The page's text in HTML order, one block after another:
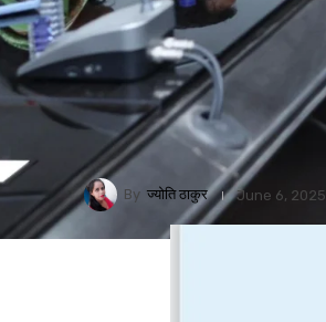
By ज्योति ठाकुर June 6, 2025